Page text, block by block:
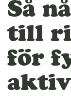
Så
till
för